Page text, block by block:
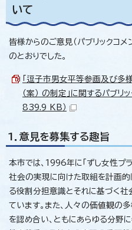
いて
皆様からのご意見（パブリックコメ
のとおりでした。
「逗子市男女平等参画及び多
（案） の制定」に関するパブリ
839.9 KB）
1．意見を募集する趣旨
本市では、1996年に「ずし女性プ
社会の実現に向けた取組を計画的
る役割分担意識とそれに基づく
ています。また、人々の価値観の
を認め合い、ともにあらゆる分野